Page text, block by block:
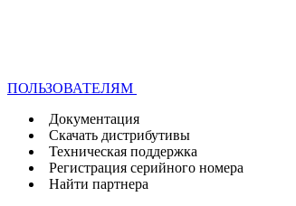
ПОЛЬЗОВАТЕЛЯМ
Документация
Скачать дистрибутивы
Техническая поддержка
Регистрация серийного номера
Найти партнера